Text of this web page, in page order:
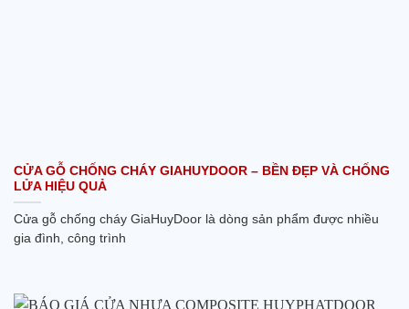
CỬA GỖ CHỐNG CHÁY GIAHUYDOOR – BỀN ĐẸP VÀ CHỐNG
LỬA HIỆU QUẢ
Cửa gỗ chống cháy GiaHuyDoor là dòng sản phẩm được nhiều
gia đình, công trình